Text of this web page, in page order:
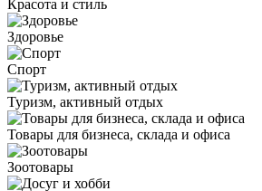
Красота и стиль
Здоровье
Спорт
Туризм, активный отдых
Товары для бизнеса, склада и офиса
Зоотовары